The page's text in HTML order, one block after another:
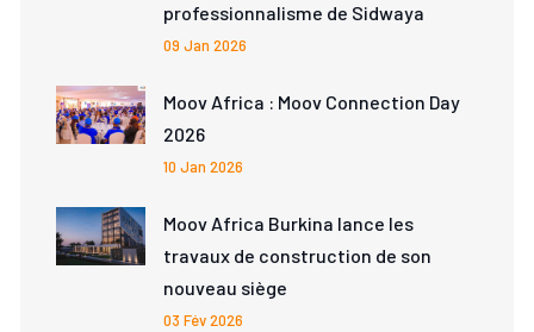
professionnalisme de Sidwaya
09 Jan 2026
Moov Africa : Moov Connection Day
2026
10 Jan 2026
Moov Africa Burkina lance les
travaux de construction de son
nouveau siège
03 Fév 2026